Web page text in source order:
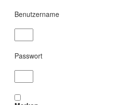
Benutzername
Passwort